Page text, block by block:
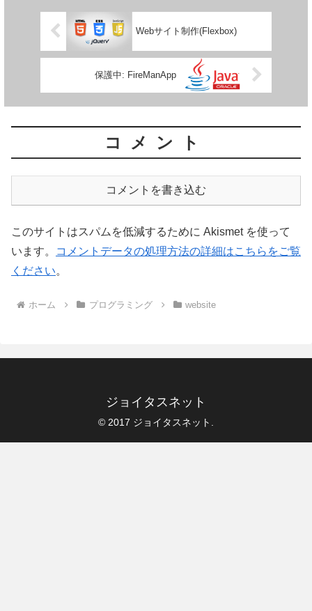
Webサイト制作(Flexbox)
保護中: FireManApp
コメント
コメントを書き込む
このサイトはスパムを低減するために Akismet を使って
います。
コメントデータの処理方法の詳細はこちらをご覧
ください。
ホーム プログラミング website
ジョイタスネット
© 2017 ジョイタスネット.